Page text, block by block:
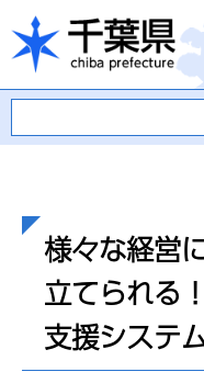
千
様々な経営
立てられる
支援システ